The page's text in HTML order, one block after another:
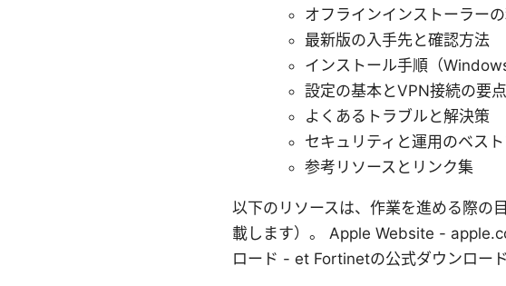
オフラインインストーラー
最新版の入手先と確認方法
インストール手順（
設定の基本とVPN接続の要点
よくあるトラブルと解決策
セキュリティと運用のベス
参考リソースとリンク集
以下のリソースは、作業を進める際の
載します）。 Apple Website -
ロード - et Fortinetの公式ダウンロー